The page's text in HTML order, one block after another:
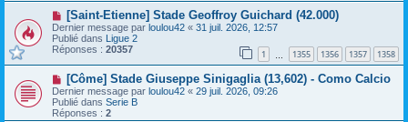
a
e
a
u
m
e
s
s
a
e
N
o
u
v
e
a
m
e
s
[Saint-Etienne] Stade Geoffroy Guichard (42.000)
Dernier message par loulou42 « 31 juil. 2026, 12:57
Publié dans Ligue 2
Réponses : 20357 1 1355 1356 1357 1358
N
o
u
v
[Côme] Stade Giuseppe Sinigaglia (13,602) - Como Calcio
Dernier message par loulou42 « 29 juil. 2026, 09:26
Publié dans Serie B
Réponses : 2